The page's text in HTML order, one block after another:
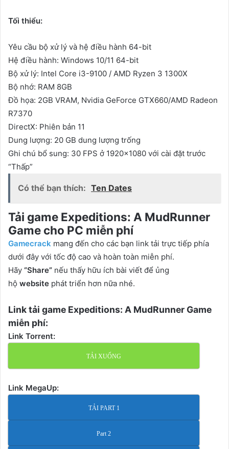
Tối thiểu:
Yêu cầu bộ xử lý và hệ điều hành 64-bit
Hệ điều hành: Windows 10/11 64-bit
Bộ xử lý: Intel Core i3-9100 / AMD Ryzen 3 1300X
Bộ nhớ: RAM 8GB
Đồ họa: 2GB VRAM, Nvidia GeForce GTX660/AMD Radeon
R7370
DirectX: Phiên bản 11
Dung lượng: 20 GB dung lượng trống
Ghi chú bổ sung: 30 FPS ở 1920×1080 với cài đặt trước
“Thấp”
Có thể bạn thích: Ten Dates
Tải game Expeditions: A MudRunner
Game cho PC miễn phí
Gamecrack mang đến cho các bạn link tải trực tiếp phía
dưới đây với tốc độ cao và hoàn toàn miễn phí.
Hãy “Share” nếu thấy hữu ích bài viết để ủng
hộ website phát triển hơn nữa nhé.
Link tải game Expeditions: A MudRunner Game
miễn phí:
Link Torrent:
TẢI XUỐNG
Link MegaUp:
TẢI PART 1
Part 2